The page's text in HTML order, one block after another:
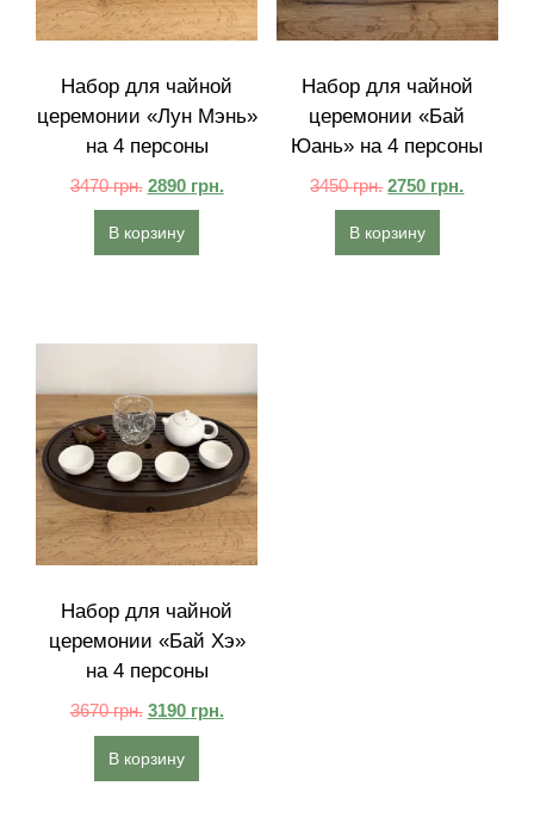
Набор для чайной
церемонии «Лун Мэнь»
на 4 персоны
3470грн. 2890 грн.
В корзину
Набор для чайной
церемонии «Бай
Юань» на 4 персоны
3450грн. 2750 грн.
В корзину
Набор для чайной
церемонии «Бай Хэ»
на 4 персоны
3670грн. 3190 грн.
В корзину